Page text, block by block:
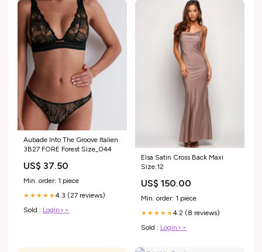
Aubade Into The Groove Italien
3B27 FORE Forest Size_044
US$ 37.50
Min. order: 1 piece
★★★★★4.3 (27 reviews)
Sold : Login>>
Elsa Satin Cross Back Maxi
Size:12
US$ 150.00
Min. order: 1 piece
★★★★★4.2 (8 reviews)
Sold : Login>>